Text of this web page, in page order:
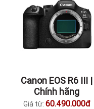
Canon EOS R6 III |
Chính hãng
Giá từ: 60.490.000đ